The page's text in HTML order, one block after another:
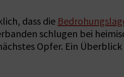
dass die
schlugen bei
Opfer. Ein